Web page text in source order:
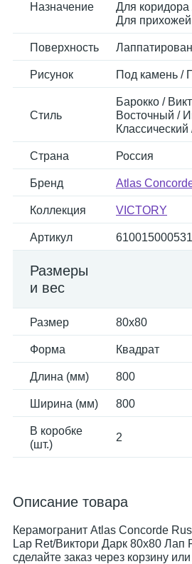
Назначение
Для
Для прихожей
Поверхность
Рисунок Под камень /
Стиль
Барокко /
Восточный /
Классический
Страна Россия
Бренд Atlas
Коллекция VICTORY
Артикул 610015000531
Размеры
и вес
Размер 80x80
Форма Квадрат
Длина (мм) 800
Ширина (мм) 800
В коробке
(шт.)
2
Описание товара
Керамогранит Atlas Concorde
Lap Ret/Виктори Дарк 80x80 Лап
сделайте заказ через корзину